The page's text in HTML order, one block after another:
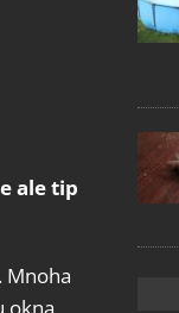
ale tip
Mnoha